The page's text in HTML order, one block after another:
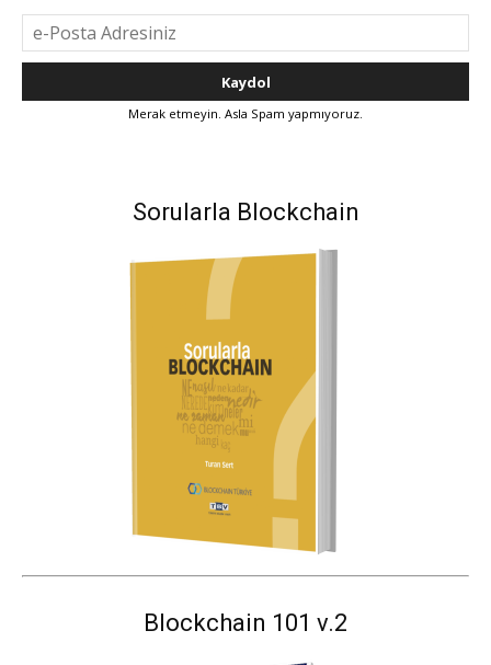
Merak etmeyin. Asla Spam yapmıyoruz.
Sorularla Blockchain
Blockchain 101 v.2